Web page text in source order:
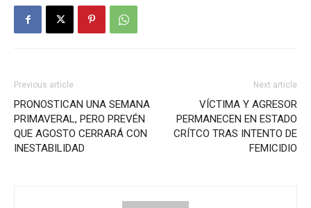
Previous article
PRONOSTICAN UNA SEMANA
PRIMAVERAL, PERO PREVÉN
QUE AGOSTO CERRARÁ CON
INESTABILIDAD
Next article
VÍCTIMA Y AGRESOR
PERMANECEN EN ESTADO
CRÍTCO TRAS INTENTO DE
FEMICIDIO